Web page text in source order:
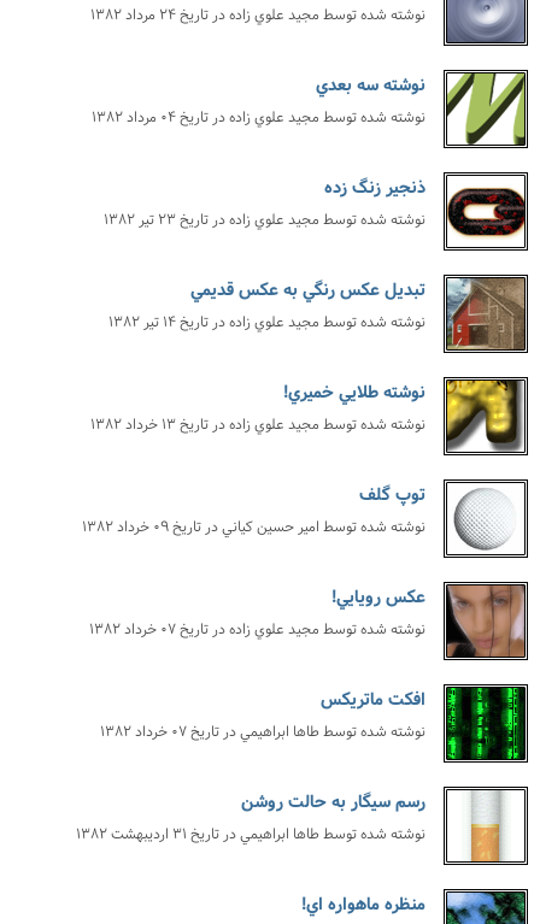
نوشته شده توسط مجيد علوي زادهدر تاریخ۲۴ مرداد ۱۳۸۲
نوشته سه بعدي
نوشته شده توسط مجيد علوي زادهدر تاریخ۰۴ مرداد ۱۳۸۲
ذنجير زنگ زده
نوشته شده توسط مجيد علوي زادهدر تاریخ۲۳ تیر ۱۳۸۲
تبديل عكس رنگي به عكس قديمي
نوشته شده توسط مجيد علوي زادهدر تاریخ۱۴ تیر ۱۳۸۲
نوشته طلايي خميري!
نوشته شده توسط مجيد علوي زادهدر تاریخ۱۳ خرداد ۱۳۸۲
توپ گلف
نوشته شده توسط امير حسين كيانيدر تاریخ۰۹ خرداد ۱۳۸۲
عكس رويايي!
نوشته شده توسط مجيد علوي زادهدر تاریخ۰۷ خرداد ۱۳۸۲
افكت ماتريكس
نوشته شده توسط طاها ابراهيميدر تاریخ۰۷ خرداد ۱۳۸۲
رسم سيگار به حالت روشن
نوشته شده توسط طاها ابراهيميدر تاریخ ۳۱ اردیبهشت ۱۳۸۲
منظره ماهواره اي!